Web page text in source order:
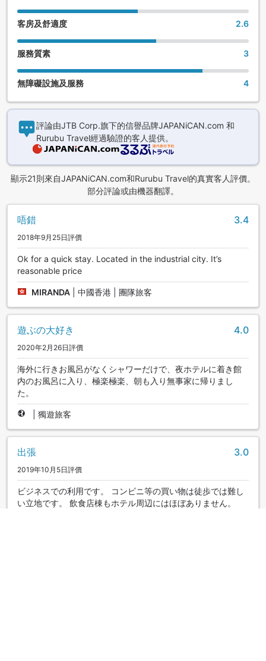
客房及舒適度 2.6
服務質素 3
無障礙設施及服務 4
評論由JTB Corp.旗下的信譽品牌JAPANiCAN.com 和
Rurubu Travel經過驗證的客人提供。
顯示21則來自JAPANiCAN.com和Rurubu Travel的真實客人評價。
部分評論或由機器翻譯。
唔錯 3.4
2018年9月25日評價
Ok for a quick stay. Located in the industrial city. It’s
reasonable price
MIRANDA 中國香港 | 團隊旅客
遊ぶの大好き 4.0
2020年2月26日評價
海外に行きお風呂がなくシャワーだけで、夜ホテルに着き館
内のお風呂に入り、極楽極楽、朝も入り無事家に帰りまし
た。
獨遊旅客
出張 3.0
2019年10月5日評價
ビジネスでの利用です。 コンビニ等の買い物は徒歩では難し
い立地です。 飲食店棟もホテル周辺にはほぼありません。